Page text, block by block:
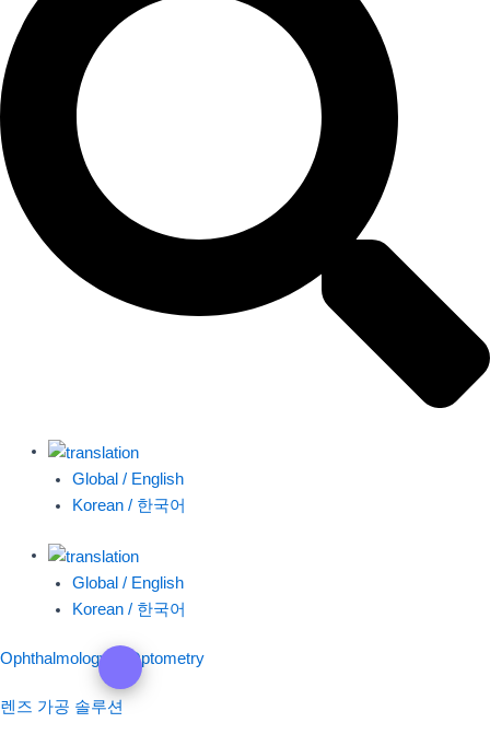
Global / English
Korean / 한국어
Global / English
Korean / 한국어
Ophthalmology & Optometry
렌즈 가공 솔루션